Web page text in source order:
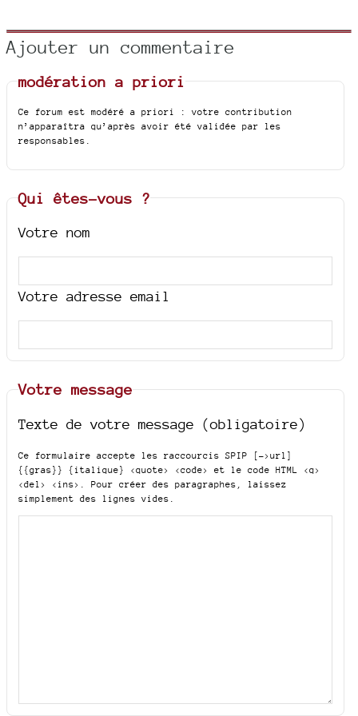
Ajouter un commentaire
modération a priori
Ce forum est modéré a priori : votre contribution
n’apparaîtra qu’après avoir été validée par les
responsables.
Qui êtes-vous ?
Votre nom
Votre adresse email
Votre message
Texte de votre message (obligatoire)
Ce formulaire accepte les raccourcis SPIP
[->url]
{{gras}} {italique} <quote> <code>
et le code HTML <q>
<del> <ins>
. Pour créer des paragraphes, laissez
simplement des lignes vides.